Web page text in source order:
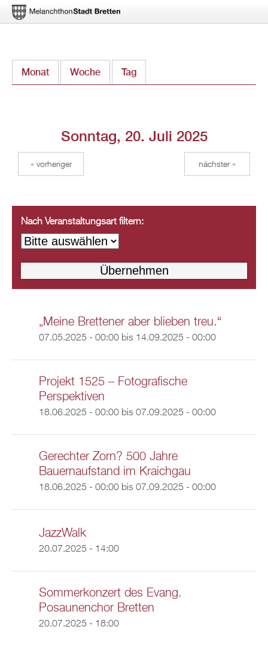
zum
Monat Woche Tag
Sonntag, 20. Juli 2025
« vorheriger nächster »
Nach Veranstaltungsart filtern:
„Meine Brettener aber blieben treu.“
07.05.2025 - 00:00bis 14.09.2025 - 00:00
Projekt 1525 – Fotografische
Perspektiven
18.06.2025 - 00:00bis 07.09.2025 - 00:00
Gerechter Zorn? 500 Jahre
Bauernaufstand im Kraichgau
18.06.2025 - 00:00bis 07.09.2025 - 00:00
JazzWalk
20.07.2025 - 14:00
Sommerkonzert des Evang.
Posaunenchor Bretten
20.07.2025 - 18:00